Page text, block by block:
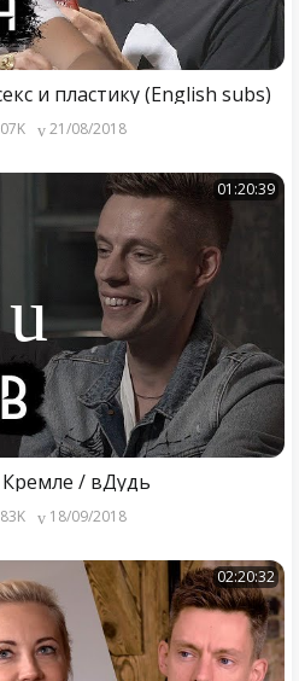
и пластику (English subs)
21/08/2018
01:20:39
Кремле / вДудь
18/09/2018
02:20:32